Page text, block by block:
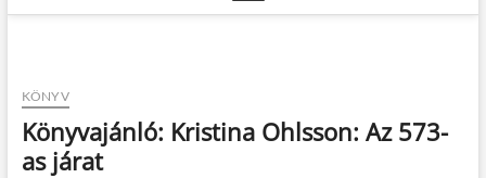
e
t
KÖNYV
Könyvajánló: Kristina Ohlsson: Az 573-
as járat